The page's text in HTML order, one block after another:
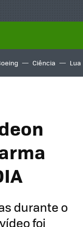
Ciência Lua
durante o
foi